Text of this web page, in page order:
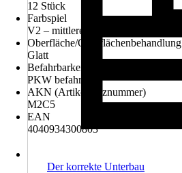
12 Stück
Farbspiel
V2 – mittleres Farbspiel
Oberfläche/Oberflächenbehandlung
Glatt
Befahrbarkeit
PKW befahrbar
AKN (Artikelkurznummer)
M2C5
EAN
4040934300803
Der korrekte Unterbau